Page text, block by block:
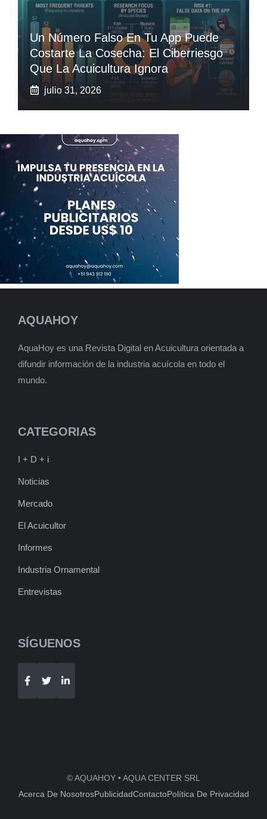
Un Número Falso En Tu App Puede
Costarte La Cosecha: El Ciberriesgo
Que La Acuicultura Ignora
julio 31, 2026
AQUAHOY
AquaHoy es una Revista Digital en Acuicultura orientada a
difundir información de la industria acuícola en todo el
mundo.
CATEGORIAS
I + D + i
Noticias
Mercado
El Acuicultor
Informes
Industria Ornamental
Entrevistas
SÍGUENOS
Telegram
© AQUAHOY • AQUA CENTER SRL
Acerca De NosotrosPublicidadContactoPolítica De Privacidad